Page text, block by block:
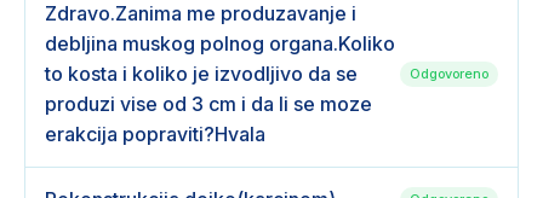
Zdravo.Zanima me produzavanje i
debljina muskog polnog organa.Koliko
to kosta i koliko je izvodljivo da se
produzi vise od 3 cm i da li se moze
erakcija popraviti?Hvala
Odgovoreno